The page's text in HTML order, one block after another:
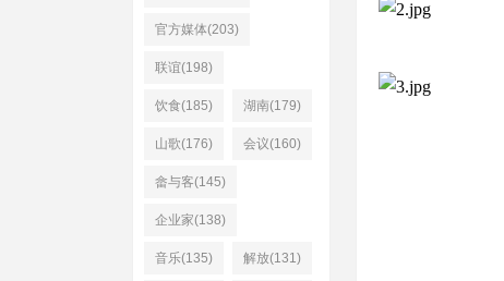
官方媒体(203)
联谊(198)
饮食(185) 湖南(179)
山歌(176) 会议(160)
畲与客(145)
企业家(138)
音乐(135) 解放(131)